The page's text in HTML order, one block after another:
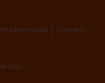
de privacidad Canal ético
2026